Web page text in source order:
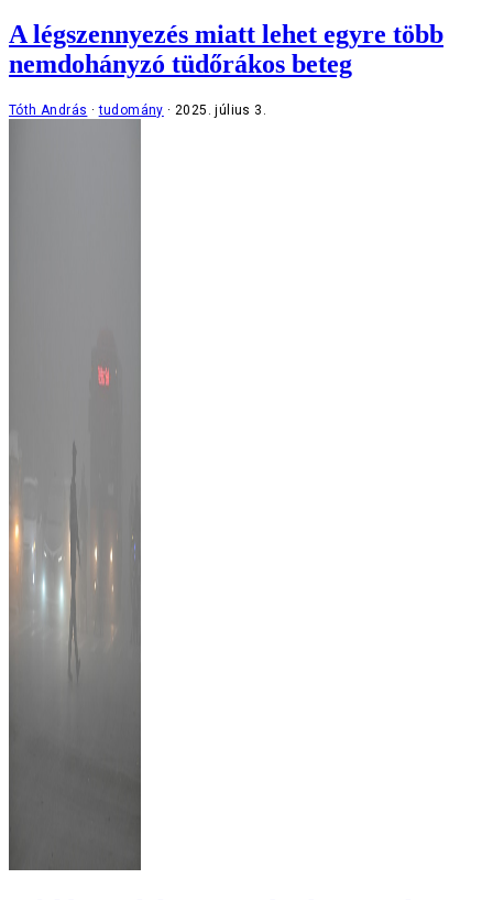
A légszennyezés miatt lehet egyre több
nemdohányzó tüdőrákos beteg
Tóth András tudomány 2025. július 3.